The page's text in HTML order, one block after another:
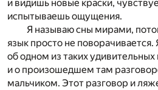
и видишь новые краски,
испытываешь ощущения.
Я называю сны мирами,
язык просто не поворачивается.
об одном из таких
и о произошедшем там
мальчиком. Этот разговор и